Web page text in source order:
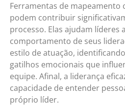
Ferramentas de
podem contribuir
processo. Elas ajudam
comportamento de seus
estilo de atuação,
gatilhos emocionais que
equipe. Afinal, a liderança
capacidade de entender
próprio líder.